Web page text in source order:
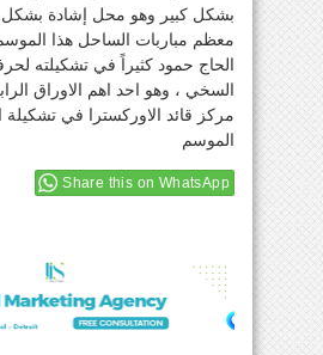
بشكل كبير وهو محل إشادة
معظم مباربات الساحل هذا
الحاج حمود كثيراً في تشكيلته
السخي ، وهو احد اهم الاوراق
مركز قائد الاوركسترا في تشكيلة
الموسم
Share this on WhatsApp